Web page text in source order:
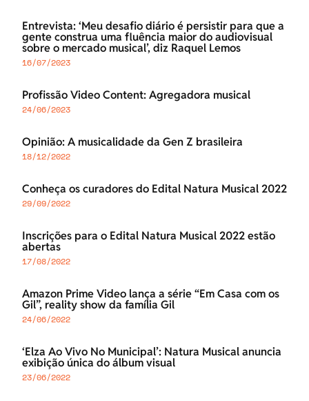
Entrevista: ‘Meu desafio diário é persistir para que a
gente construa uma fluência maior do audiovisual
sobre o mercado musical’, diz Raquel Lemos
16/07/2023
Profissão Video Content: Agregadora musical
24/06/2023
Opinião: A musicalidade da Gen Z brasileira
18/12/2022
Conheça os curadores do Edital Natura Musical 2022
29/09/2022
Inscrições para o Edital Natura Musical 2022 estão
abertas
17/08/2022
Amazon Prime Video lança a série “Em Casa com os
Gil”, reality show da família Gil
24/06/2022
‘Elza Ao Vivo No Municipal’: Natura Musical anuncia
exibição única do álbum visual
23/06/2022